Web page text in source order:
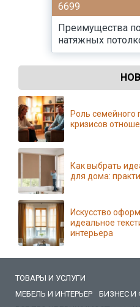
6699
Преимущества
натяжных
Роль семейного
кризисов
Как выбрать
для дома:
Искусство
идеальное
интерьера
ТОВАРЫ И УСЛУГИ
МЕБЕЛЬ И ИНТЕРЬЕР
БИЗНЕС